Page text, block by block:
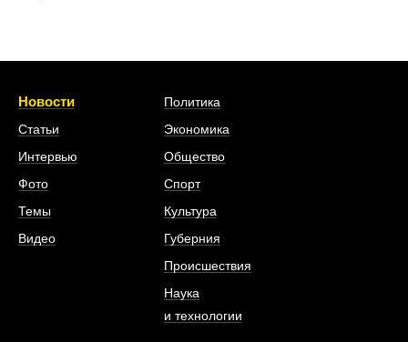
Новости
Статьи
Интервью
Фото
Темы
Видео
Политика
Экономика
Общество
Спорт
Культура
Губерния
Происшествия
Наука
и технологии